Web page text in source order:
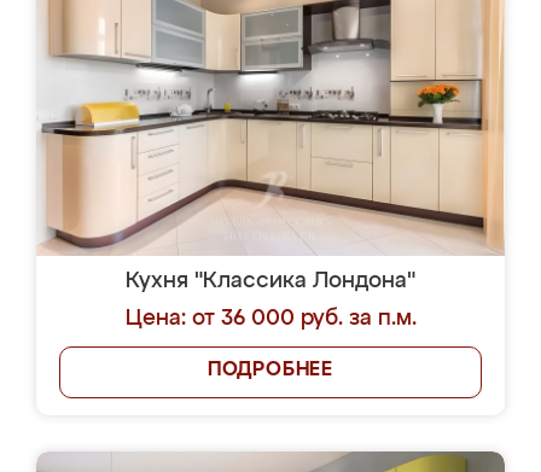
Кухня "Классика Лондона"
Цена: от 36 000 руб. за п.м.
ПОДРОБНЕЕ